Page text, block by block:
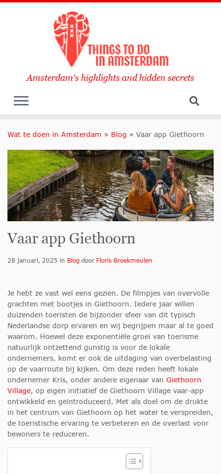
Amsterdam's highlights and hidden secrets
Wat te doen in Amsterdam » Blog » Vaar app Giethoorn
Vaar app Giethoorn
28 januari, 2025 in Blog door Floris Broekmeulen
Je hebt ze vast wel eens gezien. De filmpjes van overvolle
grachten met bootjes in Giethoorn. Iedere jaar willen
duizenden toeristen de bijzonder sfeer van dit typisch
Nederlandse dorp ervaren en wij begrijpen maar al te goed
waarom. Hoewel deze exponentiële groei van toerisme
natuurlijk ontzettend gunstig is voor de lokale
ondernemers, komt er ook de uitdaging van overbelasting
op de vaarroute bij kijken. Om deze reden heeft lokale
ondernemer Kris, onder andere eigenaar van Giethoorn
Village, op eigen initiatief de Giethoorn Village vaar-app
ontwikkeld en geïntroduceerd. Met als doel om de drukte
in het centrum van Giethoorn op het water te verspreiden,
de toeristische ervaring te verbeteren en de overlast voor
bewoners te reduceren.